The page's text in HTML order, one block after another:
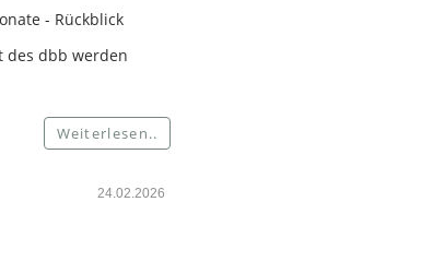
- Rückblick
dbb werden
Weiterlesen..
24.02.2026